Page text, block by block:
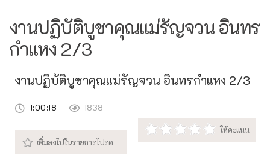
งานปฏิบัติบูชาคุณแม่รัญจวน อินทร
กำแหง 2/3
งานปฏิบัติบูชาคุณแม่รัญจวน อินทรกำแหง 2/3
1:00:18 1838